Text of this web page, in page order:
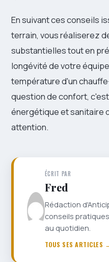
En suivant ces conseils
terrain, vous réaliserez
substantielles tout en
longévité de votre
température d'un
question de confort,
énergétique et sanitaire
attention.
ÉCRIT PAR
Fred
Rédaction
conseils
au quotidien.
TOUS SES ARTICLES